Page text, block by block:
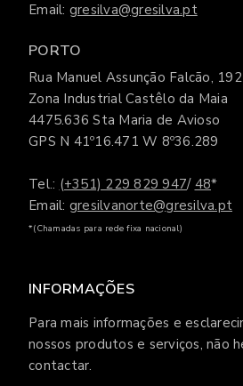
Email: gresilva@gresilva.pt
PORTO
Rua Manuel Assunção Falcão, 192
Zona Industrial Castêlo da Maia
4475.636 Sta Maria de Avioso
GPS N 41º16.471 W 8º36.289
Tel.: (+351) 229 829 947/ 48*
Email: gresilvanorte@gresilva.pt
*(Chamadas para rede fixa nacional)
INFORMAÇÕES
Para mais informações e
nossos produtos e serviços, não
contactar.